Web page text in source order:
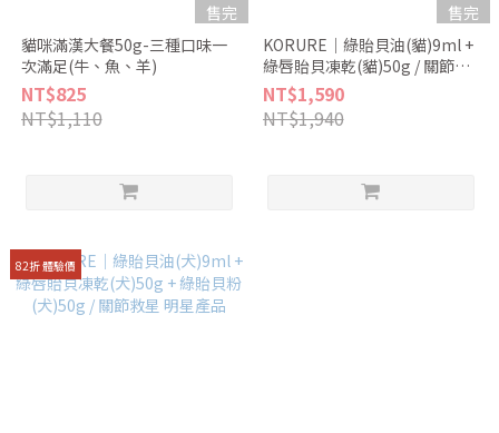
售完
貓咪滿漢大餐50g-三種口味一
次滿足(牛、魚、羊)
NT$825
NT$1,110
售完
KORURE｜綠貽貝油(貓)9ml +
綠唇貽貝凍乾(貓)50g / 關節保
養 明星產品
NT$1,590
NT$1,940
82折 體驗價